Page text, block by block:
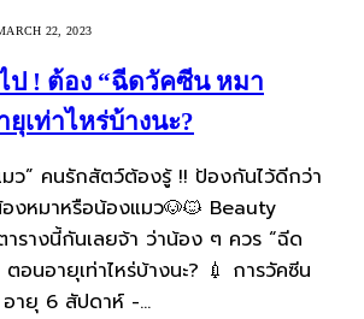
22, 2023
ป ! ต้อง “ฉีดวัคซีน หมา
เท่าไหร่บ้างนะ?
ว” คนรักสัตว์ต้องรู้ !! ป้องกันไว้ดีกว่า
งหมาหรือน้องแมว🐶🐱 Beauty
รางนี้กันเลยจ้า ว่าน้อง ๆ ควร “ฉีด
อนอายุเท่าไหร่บ้างนะ? 💉 การวัคซีน
ายุ 6 สัปดาห์ -…